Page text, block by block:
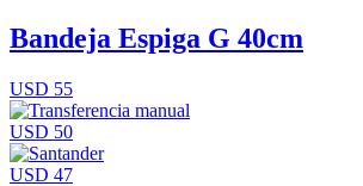
Bandeja Espiga G 40cm
USD 55
USD 50
USD 47